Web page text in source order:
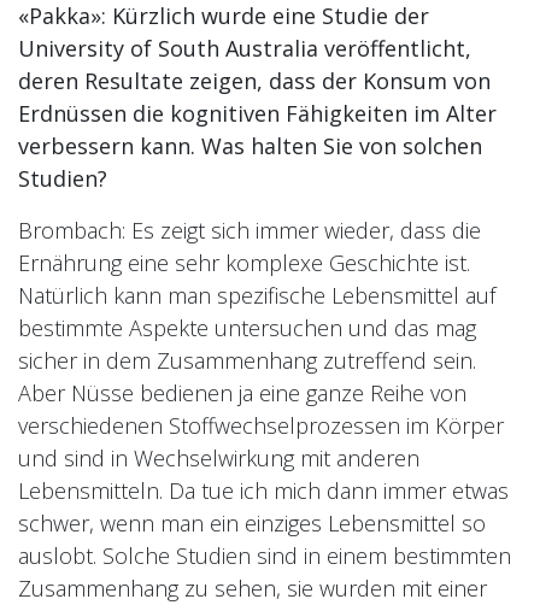
«Pakka»: Kürzlich wurde eine Studie der
University of South Australia veröffentlicht,
deren Resultate zeigen, dass der Konsum von
Erdnüssen die kognitiven Fähigkeiten im Alter
verbessern kann. Was halten Sie von solchen
Studien?
Brombach: Es zeigt sich immer wieder, dass die
Ernährung eine sehr komplexe Geschichte ist.
Natürlich kann man spezifische Lebensmittel auf
bestimmte Aspekte untersuchen und das mag
sicher in dem Zusammenhang zutreffend sein.
Aber Nüsse bedienen ja eine ganze Reihe von
verschiedenen Stoffwechselprozessen im Körper
und sind in Wechselwirkung mit anderen
Lebensmitteln. Da tue ich mich dann immer etwas
schwer, wenn man ein einziges Lebensmittel so
auslobt. Solche Studien sind in einem bestimmten
Zusammenhang zu sehen, sie wurden mit einer